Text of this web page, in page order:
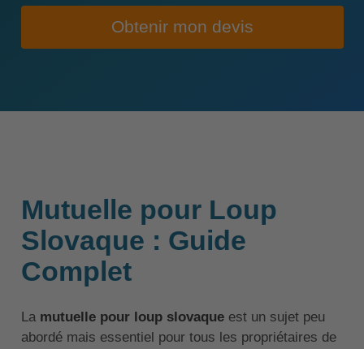
Obtenir mon devis
Mutuelle pour Loup
Slovaque : Guide
Complet
La mutuelle pour loup slovaqueest un sujet peu
abordé mais essentiel pour tous les propriétaires de